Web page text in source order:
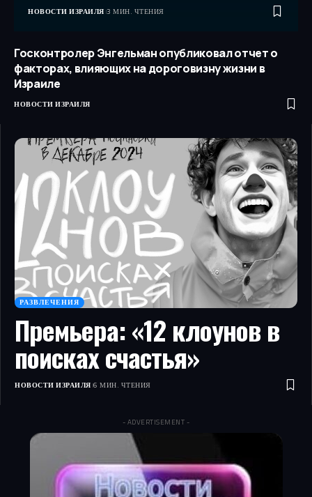
НОВОСТИ ИЗРАИЛЯ 3 МИН. ЧТЕНИЯ
Госконтролер Энгельман опубликовал отчет о
факторах, влияющих на дороговизну жизни в
Израиле
НОВОСТИ ИЗРАИЛЯ
РАЗВЛЕЧЕНИЯ
Премьера: «12 клоунов в
поисках счастья»
НОВОСТИ ИЗРАИЛЯ 6 МИН. ЧТЕНИЯ
- ADVERTISEMENT -